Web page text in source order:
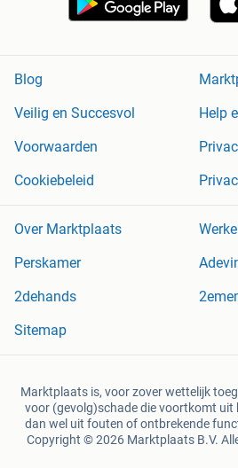
Blog
Veilig en Succesvol
Help
Voorwaarden
Cookiebeleid
Over Marktplaats
Perskamer
2dehands
Sitemap
Marktplaats is, voor zover wettelijk
voor (gevolg)schade die voortkomt uit
dan wel uit fouten of ontbrekende
Copyright © 2026 Marktplaats B.V.